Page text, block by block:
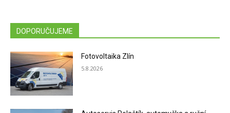
DOPORUČUJEME
Fotovoltaika Zlín
5.8.2026